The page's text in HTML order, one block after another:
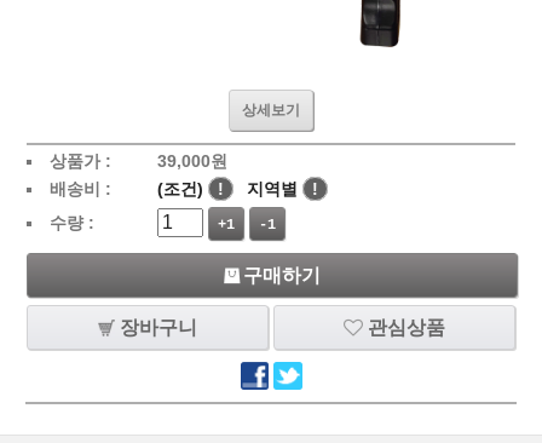
상세보기
상품가 : 39,000원
배송비 :
(조건) ! 지역별
!
수량 :
+1 -1
구매하기
장바구니 관심상품